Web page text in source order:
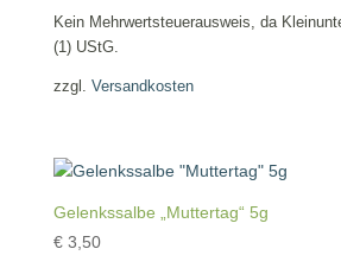
Kein Mehrwertsteuerausweis, da
(1) UStG.
zzgl. Versandkosten
Gelenkssalbe „Muttertag“ 5g
€3,50